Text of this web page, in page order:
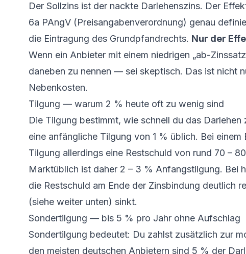
Der Sollzins ist der nackte Darlehenszins. Der
6a PAngV (Preisangabenverordnung) genau
die Eintragung des Grundpfandrechts. Nur der
Wenn ein Anbieter mit einem niedrigen „ab-
daneben zu nennen — sei skeptisch. Das ist nicht
Nebenkosten.
Tilgung — warum 2 % heute oft zu wenig sind
Die Tilgung bestimmt, wie schnell du das
eine anfängliche Tilgung von 1 % üblich. Bei
Tilgung allerdings eine Restschuld von rund 70 –
Marktüblich ist daher 2 – 3 % Anfangstilgung. Bei
die Restschuld am Ende der Zinsbindung deutlich
(siehe weiter unten) sinkt.
Sondertilgung — bis 5 % pro Jahr ohne Aufschlag
Sondertilgung bedeutet: Du zahlst zusätzlich zur
den meisten deutschen Anbietern sind 5 % der